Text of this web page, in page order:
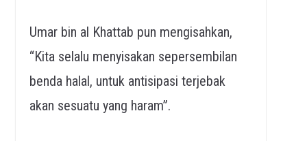
Umar bin al Khattab pun mengisahkan,
“Kita selalu menyisakan sepersembilan
benda halal, untuk antisipasi terjebak
akan sesuatu yang haram”.